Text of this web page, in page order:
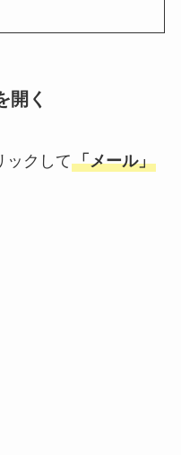
開く
ックして「メール」